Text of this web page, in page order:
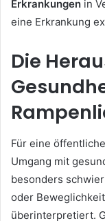
Erkrankungen in
eine Erkrankung
Die
Für eine
Umgang mit
besonders
oder
überinterpretiert.